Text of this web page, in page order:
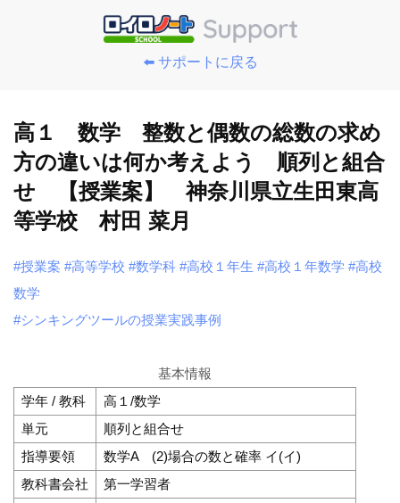
⬅️ サポートに戻る
高１ 数学 整数と偶数の総数の求め
方の違いは何か考えよう 順列と組合
せ 【授業案】 神奈川県立生田東高
等学校 村田 菜月
#授業案 #高等学校 #数学科 #高校１年生 #高校１年数学 #高校
数学
#シンキングツールの授業実践事例
基本情報
学年 / 教科
高１/数学
単元
順列と組合せ
指導要領
数学A (2)場合の数と確率 イ(イ)
教科書会社
第一学習者